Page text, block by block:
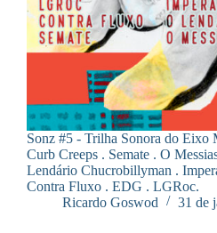
Sonz #5 - Trilha Sonora do Eixo
Curb Creeps . Semate . O
Lendário Chucrobillyman .
Contra Fluxo . EDG . LGRoc.
Ricardo Goswod
31 de